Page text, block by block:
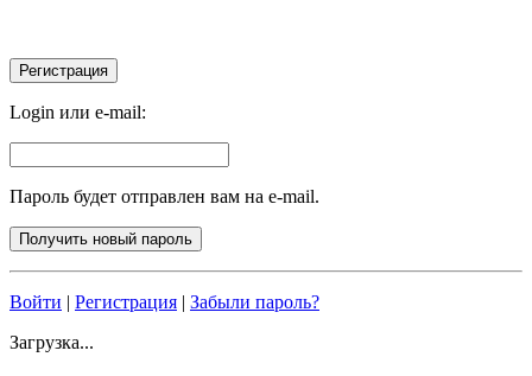
Login или e-mail:
Пароль будет отправлен вам на e-mail.
Войти | Регистрация | Забыли пароль?
Загрузка...